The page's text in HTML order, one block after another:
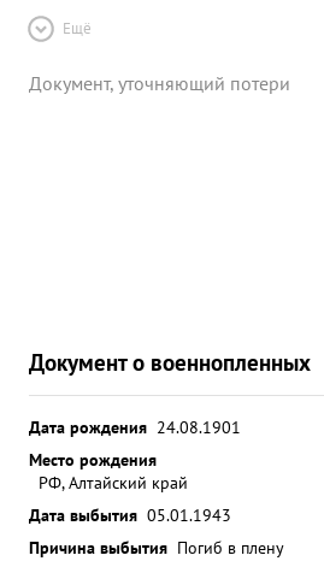
Ещё
Документ, уточняющий потери
Документ о военнопленных
Дата рождения 24.08.1901
Место рождения
РФ, Алтайский край
Дата выбытия 05.01.1943
Причина выбытия Погиб в плену